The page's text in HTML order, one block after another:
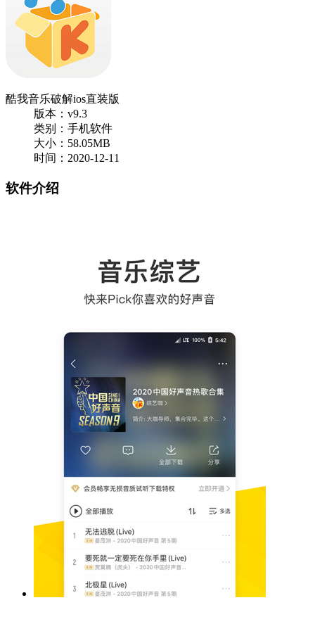
酷我音乐破解ios直装版
版本：v9.3
类别：手机软件
大小：58.05MB
时间：2020-12-11
软件介绍